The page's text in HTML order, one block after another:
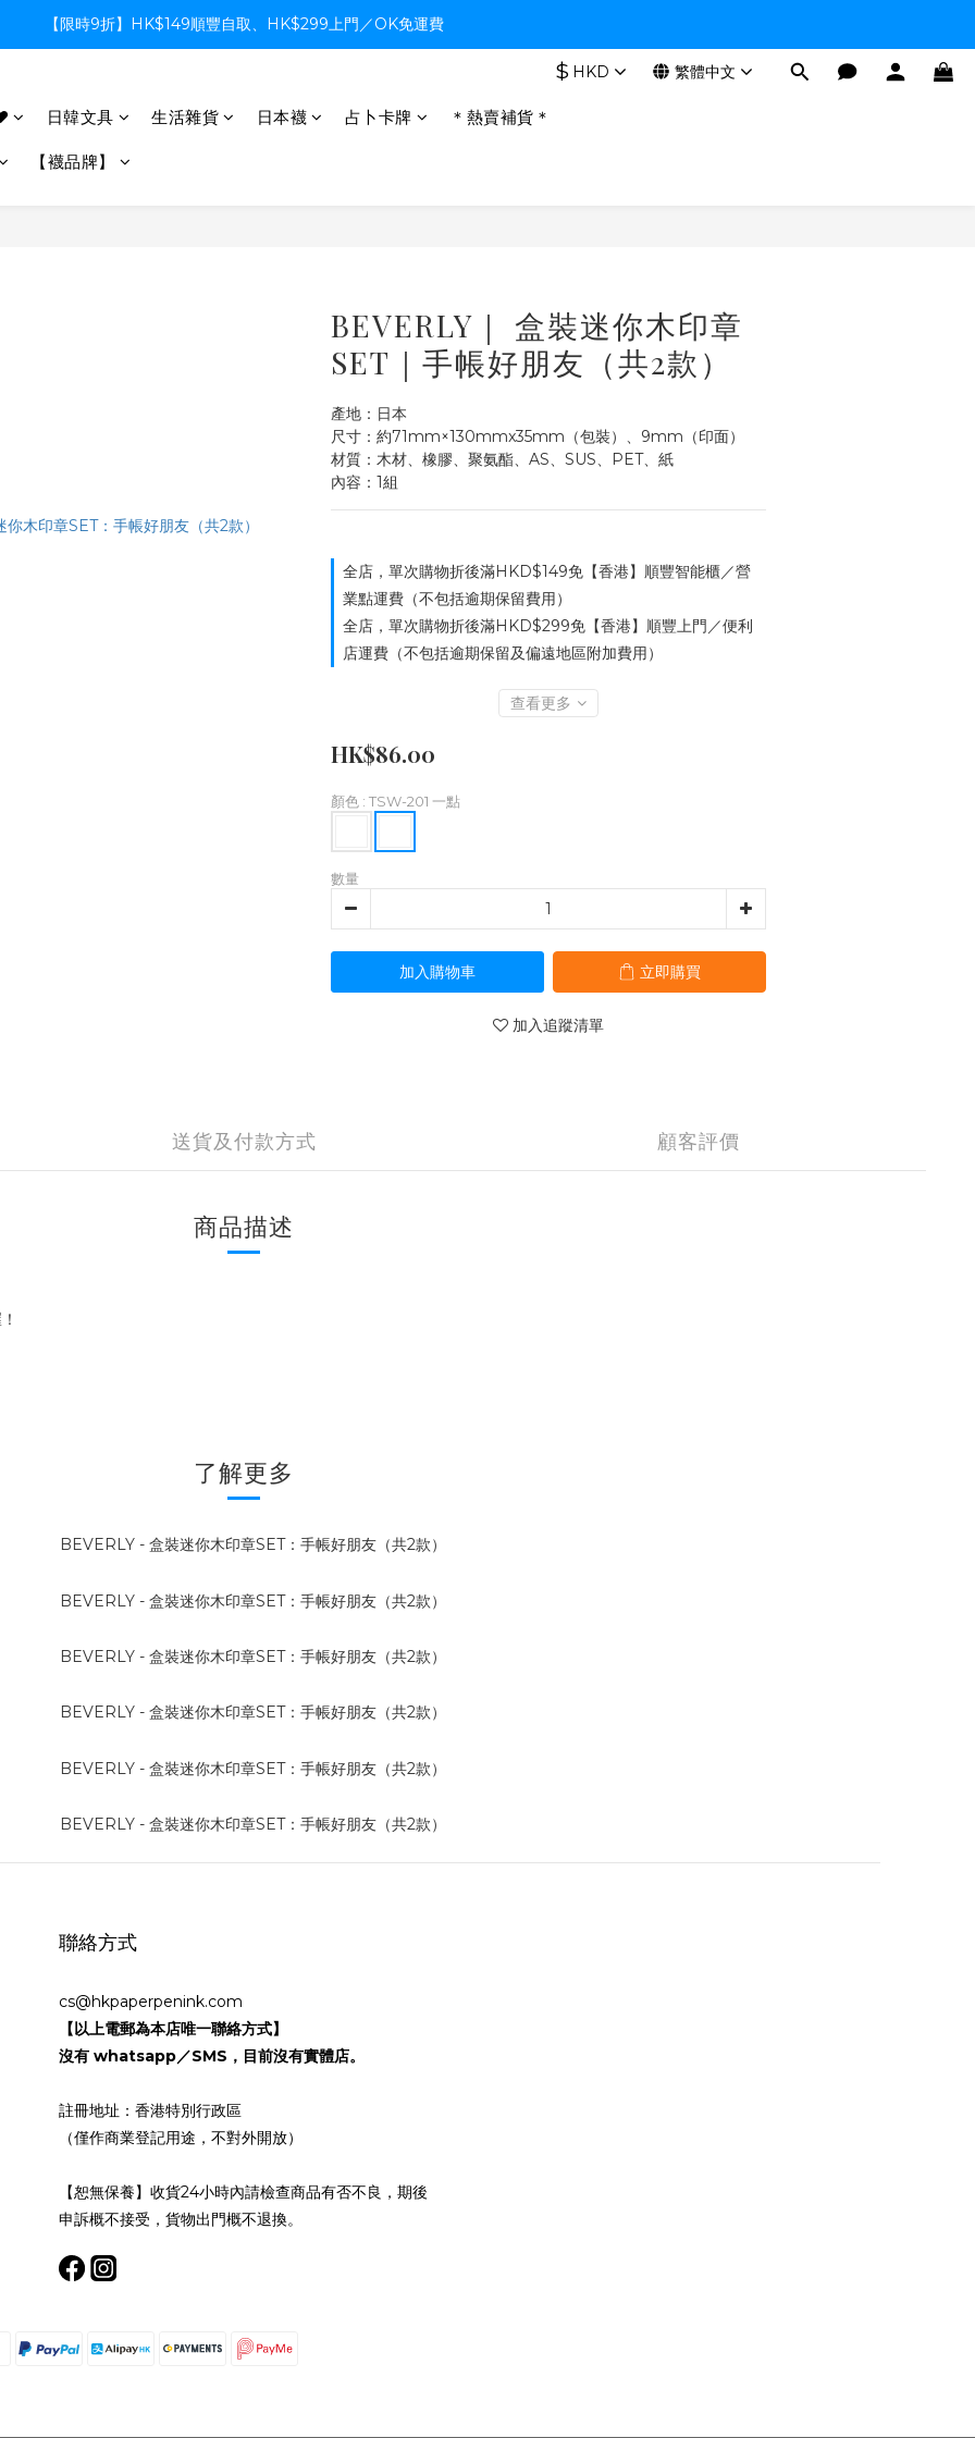
【限時9折】HK$149順豐自取、HK$299上門／OK免運費
【限時9折】HK$149順豐自取、HK$299上門／OK免運費
【限時9折】HK$149順豐自取、HK$299上門／OK免運費
$ HKD 繁體中文
日韓文具 生活雜貨 日本襪 占卜卡牌 ＊熱賣補貨＊
【襪品牌】
BEVERLY｜ 盒裝迷你木印章
SET｜手帳好朋友（共2款）
產地：日本
尺寸：約71mm×130mmx35mm（包裝）、9mm（印面）
材質：木材、橡膠、聚氨酯、AS、SUS、PET、紙
內容：1組
全店，單次購物折後滿HKD$149免【香港】順豐智能櫃／營
業點運費（不包括逾期保留費用）
全店，單次購物折後滿HKD$299免【香港】順豐上門／便利
店運費（不包括逾期保留及偏遠地區附加費用）
查看更多
HK$86.00
顏色 : TSW-201 一點
數量
加入購物車 立即購買
加入追蹤清單
送貨及付款方式 顧客評價
商品描述
了解更多
聯絡方式
cs@hkpaperpenink.com
【以上電郵為本店唯一聯絡方式】
沒有 whatsapp／SMS，目前沒有實體店。
註冊地址：香港特別行政區
（僅作商業登記用途，不對外開放）
【恕無保養】收貨24小時內請檢查商品有否不良，期後
申訴概不接受，貨物出門概不退換。